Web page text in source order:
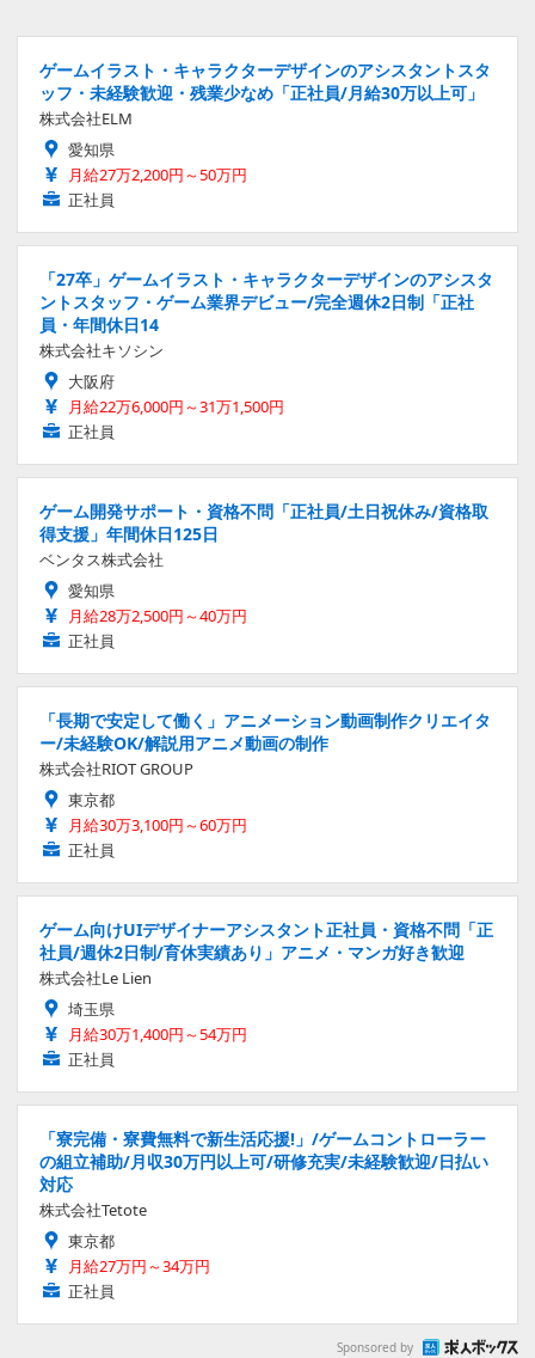
ゲームイラスト・キャラクターデザインのアシスタントスタ
ッフ・未経験歓迎・残業少なめ「正社員/月給30万以上可」
株式会社ELM
愛知県
月給27万2,200円～50万円
正社員
「27卒」ゲームイラスト・キャラクターデザインのアシスタ
ントスタッフ・ゲーム業界デビュー/完全週休2日制「正社
員・年間休日14
株式会社キソシン
大阪府
月給22万6,000円～31万1,500円
正社員
ゲーム開発サポート・資格不問「正社員/土日祝休み/資格取
得支援」年間休日125日
ベンタス株式会社
愛知県
月給28万2,500円～40万円
正社員
「長期で安定して働く」アニメーション動画制作クリエイタ
ー/未経験OK/解説用アニメ動画の制作
株式会社RIOT GROUP
東京都
月給30万3,100円～60万円
正社員
ゲーム向けUIデザイナーアシスタント正社員・資格不問「正
社員/週休2日制/育休実績あり」アニメ・マンガ好き歓迎
株式会社Le Lien
埼玉県
月給30万1,400円～54万円
正社員
「寮完備・寮費無料で新生活応援!」/ゲームコントローラー
の組立補助/月収30万円以上可/研修充実/未経験歓迎/日払い
対応
株式会社Tetote
東京都
月給27万円～34万円
正社員
Sponsored by